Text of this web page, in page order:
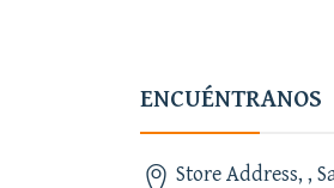
ENCUÉNTRANOS
Store Address, ,